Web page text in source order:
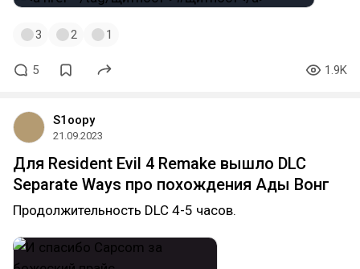
3 2 1
5 1.9K
S1oopy
21.09.2023
Для Resident Evil 4 Remake вышло DLC
Separate Ways про похождения Ады Вонг
Продолжительность DLC 4-5 часов.